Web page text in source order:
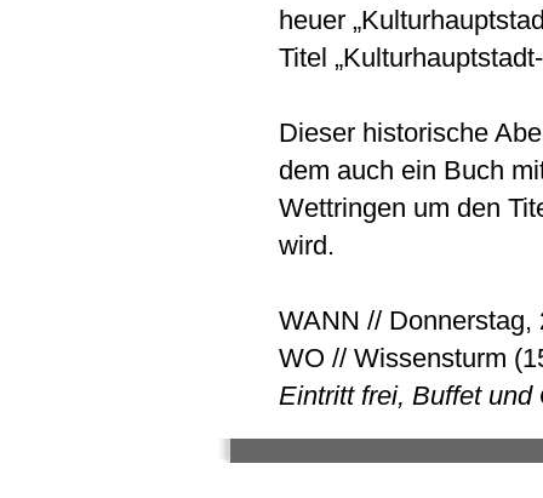
heuer
Titel
Dieser historische
dem auch ein Buch
Wettringen um den
wird.
WANN // Donnerstag,
WO // Wissensturm
Eintritt frei, Buffet und